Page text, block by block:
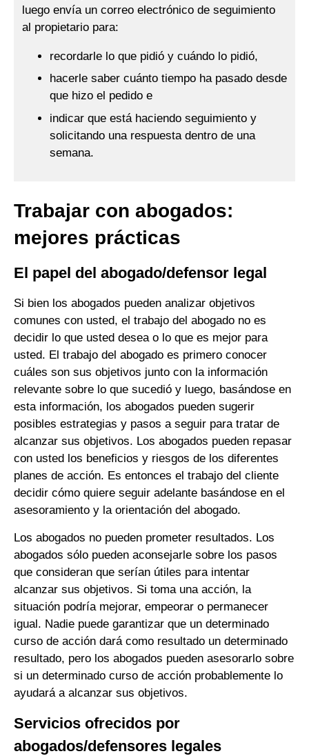
luego envía un correo electrónico de seguimiento
al propietario para:
recordarle lo que pidió y cuándo lo pidió,
hacerle saber cuánto tiempo ha pasado desde
que hizo el pedido e
indicar que está haciendo seguimiento y
solicitando una respuesta dentro de una
semana.
Trabajar con abogados:
mejores prácticas
El papel del abogado/defensor legal
Si bien los abogados pueden analizar objetivos
comunes con usted, el trabajo del abogado no es
decidir lo que usted desea o lo que es mejor para
usted. El trabajo del abogado es primero conocer
cuáles son sus objetivos junto con la información
relevante sobre lo que sucedió y luego, basándose en
esta información, los abogados pueden sugerir
posibles estrategias y pasos a seguir para tratar de
alcanzar sus objetivos. Los abogados pueden repasar
con usted los beneficios y riesgos de los diferentes
planes de acción. Es entonces el trabajo del cliente
decidir cómo quiere seguir adelante basándose en el
asesoramiento y la orientación del abogado.
Los abogados no pueden prometer resultados. Los
abogados sólo pueden aconsejarle sobre los pasos
que consideran que serían útiles para intentar
alcanzar sus objetivos. Si toma una acción, la
situación podría mejorar, empeorar o permanecer
igual. Nadie puede garantizar que un determinado
curso de acción dará como resultado un determinado
resultado, pero los abogados pueden asesorarlo sobre
si un determinado curso de acción probablemente lo
ayudará a alcanzar sus objetivos.
Servicios ofrecidos por
abogados/defensores legales